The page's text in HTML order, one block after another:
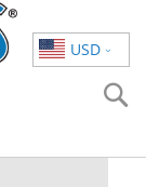
USD